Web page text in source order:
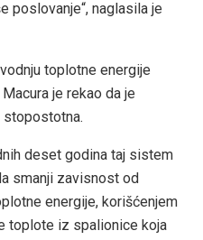
poslovanje“, naglasila je
toplotne energije
je rekao da je
deset godina taj sistem
smanji zavisnost od
energije, korišćenjem
toplote iz spalionice koja